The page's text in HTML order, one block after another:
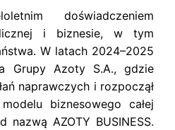
doświadczeniem
i biznesie, w tym
W latach 2024–2025
Grupy Azoty S.A., gdzie
naprawczych i rozpoczął
biznesowego całej
nazwą AZOTY BUSINESS.